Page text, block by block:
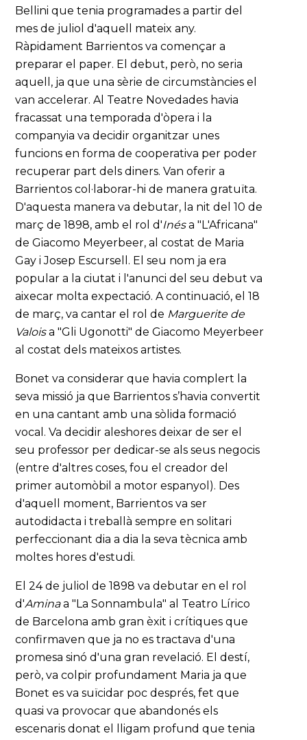
Bellini que tenia programades a partir del
mes de juliol d'aquell mateix any.
Ràpidament Barrientos va començar a
preparar el paper. El debut, però, no seria
aquell, ja que una sèrie de circumstàncies el
van accelerar. Al Teatre Novedades havia
fracassat una temporada d'òpera i la
companyia va decidir organitzar unes
funcions en forma de cooperativa per poder
recuperar part dels diners. Van oferir a
Barrientos col·laborar-hi de manera gratuïta.
D'aquesta manera va debutar, la nit del 10 de
març de 1898, amb el rol d'Inésa "L'Africana"
de Giacomo Meyerbeer, al costat de Maria
Gay i Josep Escursell. El seu nom ja era
popular a la ciutat i l'anunci del seu debut va
aixecar molta expectació. A continuació, el 18
de març, va cantar el rol de Marguerite de
Valoisa "Gli Ugonotti" de Giacomo Meyerbeer
al costat dels mateixos artistes.
Bonet va considerar que havia complert la
seva missió ja que Barrientos s’havia convertit
en una cantant amb una sòlida formació
vocal. Va decidir aleshores deixar de ser el
seu professor per dedicar-se als seus negocis
(entre d'altres coses, fou el creador del
primer automòbil a motor espanyol). Des
d'aquell moment, Barrientos va ser
autodidacta i treballà sempre en solitari
perfeccionant dia a dia la seva tècnica amb
moltes hores d'estudi.
El 24 de juliol de 1898 va debutar en el rol
d'Aminaa "La Sonnambula" al Teatro Lírico
de Barcelona amb gran èxit i crítiques que
confirmaven que ja no es tractava d'una
promesa sinó d'una gran revelació. El destí,
però, va colpir profundament Maria ja que
Bonet es va suïcidar poc després, fet que
quasi va provocar que abandonés els
escenaris donat el lligam profund que tenia